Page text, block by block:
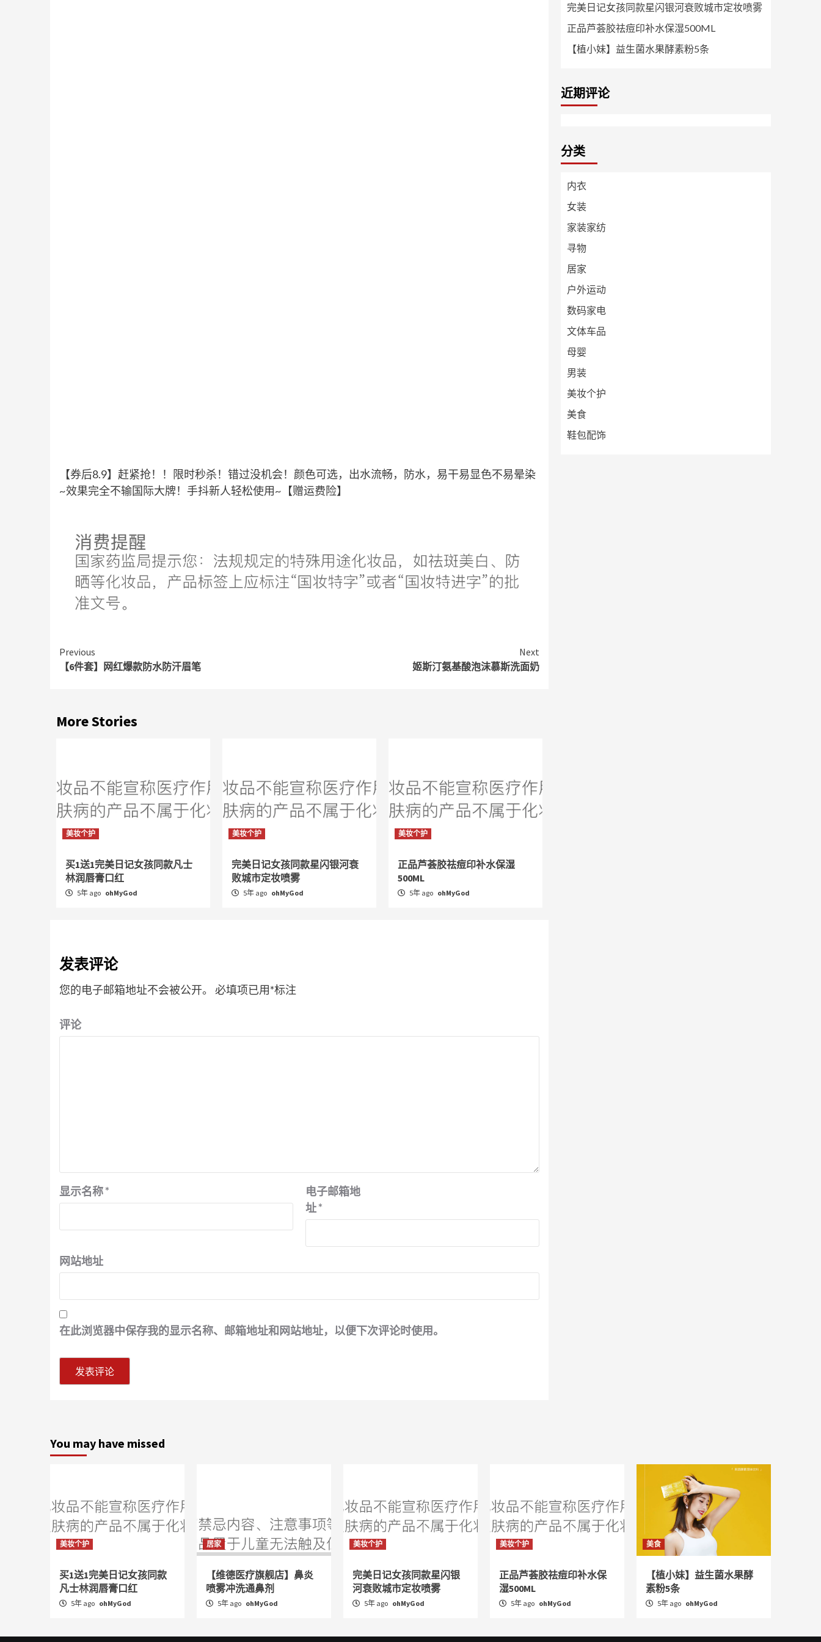
【券后8.9】赶紧抢！！限时秒杀！错过没机会！颜色可选，出水流畅，防水，易干易显色不易晕染
~效果完全不输国际大牌！手抖新人轻松使用~【赠运费险】
Continue
Reading
Previous
【6件套】网红爆款防水防汗眉笔
Next
姬斯汀氨基酸泡沫慕斯洗面奶
More Stories
美妆个护
买1送1完美日记女孩同款凡士
林润唇膏口红
5年 ago ohMyGod
美妆个护
完美日记女孩同款星闪银河衰
败城市定妆喷雾
5年 ago ohMyGod
美妆个护
正品芦荟胶祛痘印补水保湿
500ML
5年 ago ohMyGod
发表评论
您的电子邮箱地址不会被公开。 必填项已用*标注
评论
显示名称*
电子邮箱地
址*
网站地址
在此浏览器中保存我的显示名称、邮箱地址和网站地址，以便下次评论时使用。
完美日记女孩同款星闪银河衰败城市定妆喷雾
正品芦荟胶祛痘印补水保湿500ML
【植小妹】益生菌水果酵素粉5条
近期评论
分类
内衣
女装
家装家纺
寻物
居家
户外运动
数码家电
文体车品
母婴
男装
美妆个护
美食
鞋包配饰
You may have missed
美妆个护
买1送1完美日记女孩同款
凡士林润唇膏口红
5年 ago ohMyGod
居家
【维德医疗旗舰店】鼻炎
喷雾冲洗通鼻剂
5年 ago ohMyGod
美妆个护
完美日记女孩同款星闪银
河衰败城市定妆喷雾
5年 ago ohMyGod
美妆个护
正品芦荟胶祛痘印补水保
湿500ML
5年 ago ohMyGod
美食
【植小妹】益生菌水果酵
素粉5条
5年 ago ohMyGod